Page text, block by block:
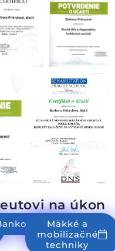
na úkon
Mäkké a
mobilizačné
techniky